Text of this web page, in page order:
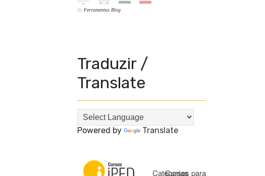
By Ferramentas Blog
Traduzir /
Translate
Powered by Translate